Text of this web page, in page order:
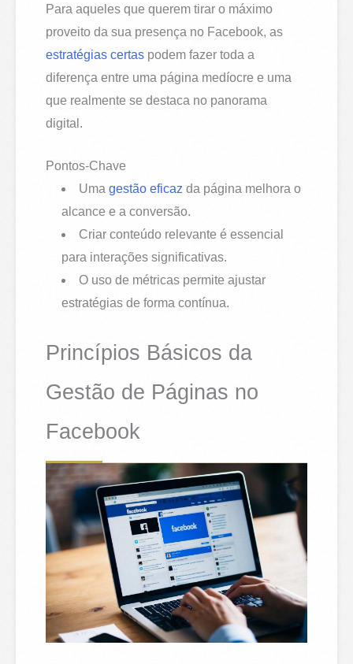
Para aqueles que querem tirar o máximo
proveito da sua presença no Facebook, as
estratégias certas podem fazer toda a
diferença entre uma página medíocre e uma
que realmente se destaca no panorama
digital.
Pontos-Chave
Umagestão eficaz da página melhora o
alcance e a conversão.
Criar conteúdo relevante é essencial
para interações significativas.
O uso de métricas permite ajustar
estratégias de forma contínua.
Princípios Básicos da
Gestão de Páginas no
Facebook